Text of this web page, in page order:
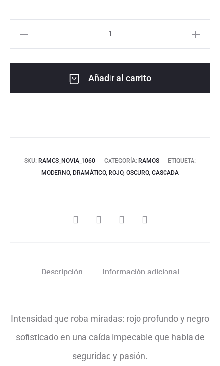
Añadir al carrito
SKU: RAMOS_NOVIA_1060 CATEGORÍA: RAMOS
ETIQUETA:
MODERNO, DRAMÁTICO, ROJO, OSCURO, CASCADA
Descripción Información adicional
Intensidad que roba miradas: rojo profundo y negro
sofisticado en una caída impecable que habla de
seguridad y pasión.